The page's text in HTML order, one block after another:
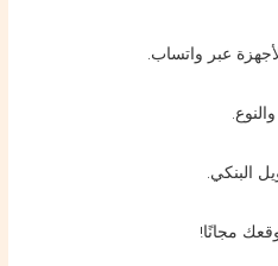
عبر واتساب.
البنكي.
مجانًا!